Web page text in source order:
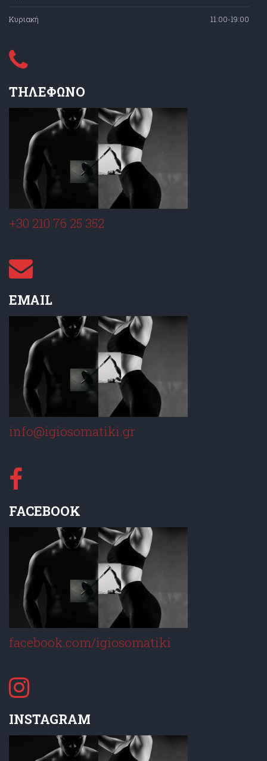
Κυριακή 11:00-19:00
ΤΗΛΕΦΩΝΟ
+30 210 76 25 352
EMAIL
info@igiosomatiki.gr
FACEBOOK
facebook.com/igiosomatiki
INSTAGRAM